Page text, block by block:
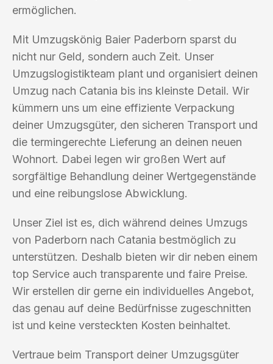
ermöglichen.
Mit Umzugskönig Baier Paderborn sparst du
nicht nur Geld, sondern auch Zeit. Unser
Umzugslogistikteam plant und organisiert deinen
Umzug nach Catania bis ins kleinste Detail. Wir
kümmern uns um eine effiziente Verpackung
deiner Umzugsgüter, den sicheren Transport und
die termingerechte Lieferung an deinen neuen
Wohnort. Dabei legen wir großen Wert auf
sorgfältige Behandlung deiner Wertgegenstände
und eine reibungslose Abwicklung.
Unser Ziel ist es, dich während deines Umzugs
von Paderborn nach Catania bestmöglich zu
unterstützen. Deshalb bieten wir dir neben einem
top Service auch transparente und faire Preise.
Wir erstellen dir gerne ein individuelles Angebot,
das genau auf deine Bedürfnisse zugeschnitten
ist und keine versteckten Kosten beinhaltet.
Vertraue beim Transport deiner Umzugsgüter